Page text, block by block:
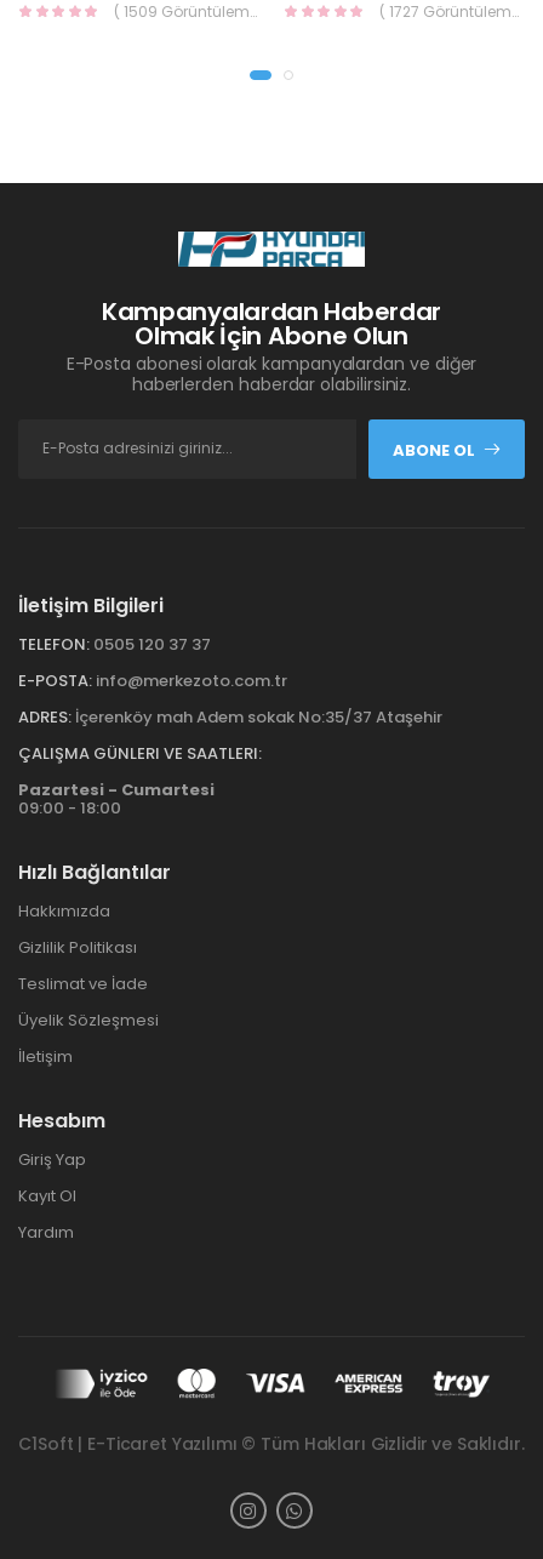
( 1509 Görüntüleme ) ( 1727 Görüntüleme )
Kampanyalardan Haberdar
Olmak İçin Abone Olun
E-Posta abonesi olarak kampanyalardan ve diğer
haberlerden haberdar olabilirsiniz.
ABONE OL
İletişim Bilgileri
TELEFON: 0505 120 37 37
E-POSTA: info@merkezoto.com.tr
ADRES: İçerenköy mah Adem sokak No:35/37 Ataşehir
ÇALIŞMA GÜNLERI VE SAATLERI:
Pazartesi - Cumartesi
09:00 - 18:00
Hızlı Bağlantılar
Hakkımızda
Gizlilik Politikası
Teslimat ve İade
Üyelik Sözleşmesi
İletişim
Hesabım
Giriş Yap
Kayıt Ol
Yardım
C1Soft | E-Ticaret Yazılımı © Tüm Hakları Gizlidir ve Saklıdır.